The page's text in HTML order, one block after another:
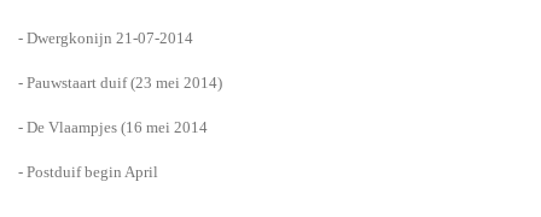
- Dwergkonijn 21-07-2014
- Pauwstaart duif (23 mei 2014)
- De Vlaampjes (16 mei 2014
- Postduif begin April